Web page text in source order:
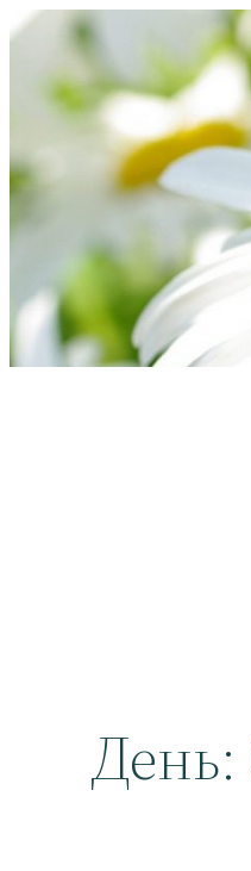
Перейти
содержимому
День: